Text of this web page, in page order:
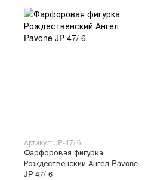
Артикул: JP-47/ 6
Фарфоровая фигурка
Рождественский Ангел Pavone
JP-47/ 6